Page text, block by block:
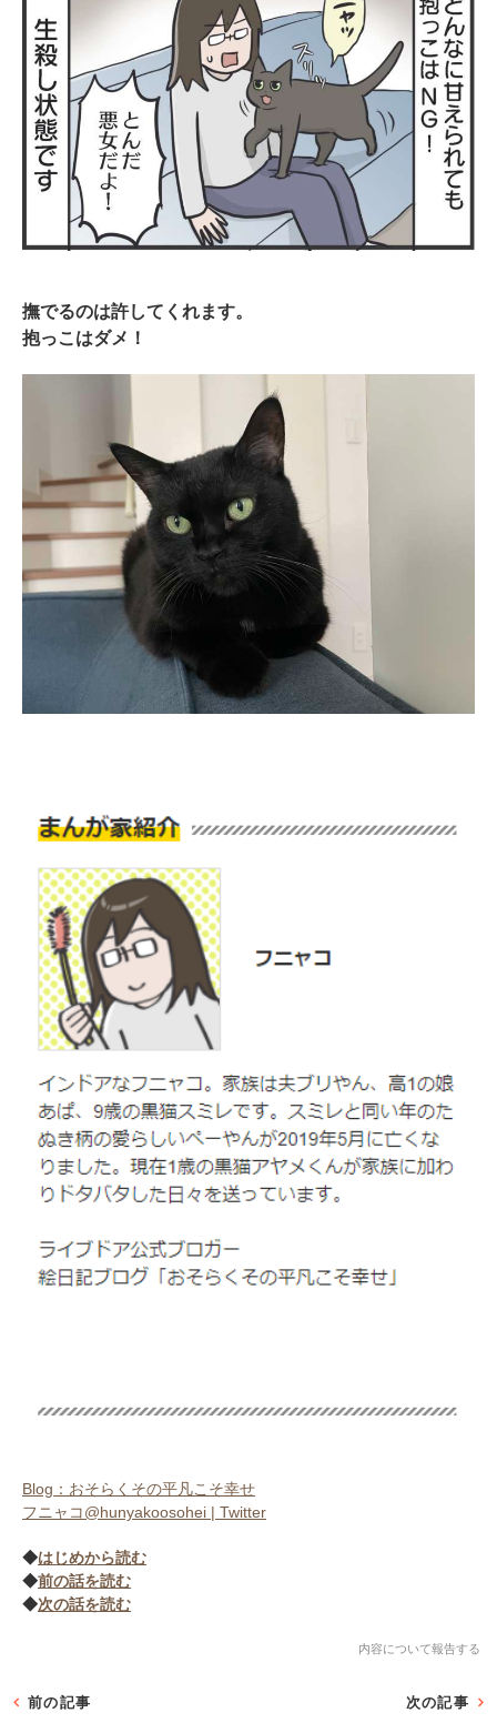
撫でるのは許してくれます。
抱っこはダメ！
Blog：おそらくその平凡こそ幸せ
フニャコ@hunyakoosohei | Twitter
◆はじめから読む
◆前の話を読む
◆次の話を読む
内容について報告する
前の記事 次の記事
pecodogs
いぬ部をフォロー
PECOアプリをダウンロード済みの方
アプリで開く
アプリをダウンロードする